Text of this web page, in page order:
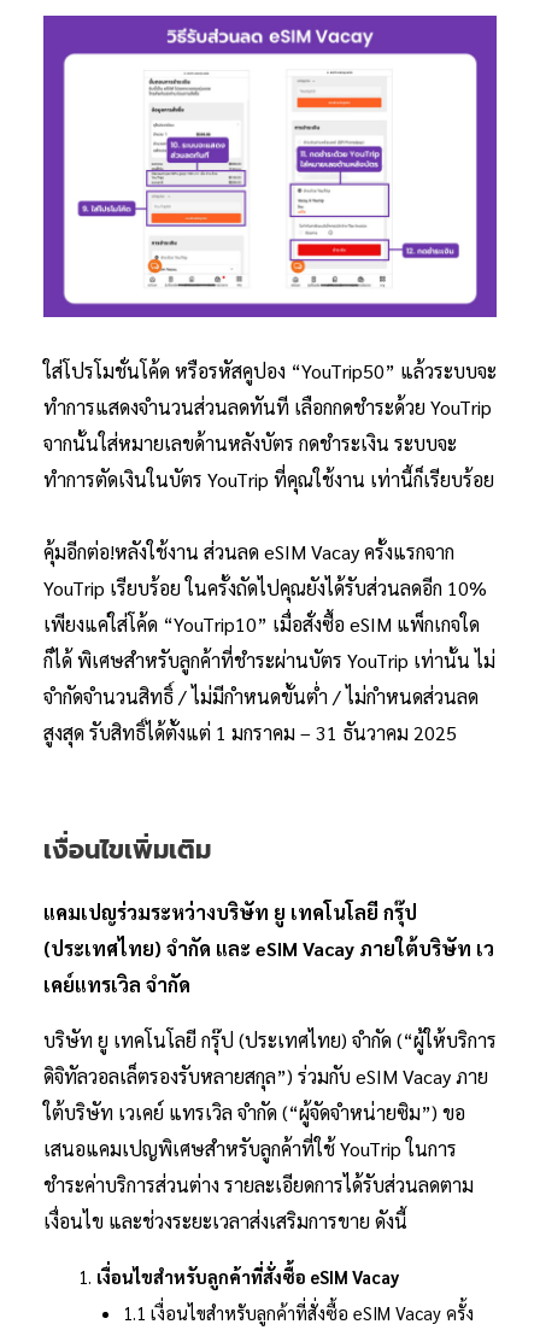
ใส่โปรโมชั่นโค้ด หรือรหัสคูปอง “YouTrip50” แล้วระบบจะ
ทำการแสดงจำนวนส่วนลดทันที เลือกกดชำระด้วย YouTrip
จากนั้นใส่หมายเลขด้านหลังบัตร กดชำระเงิน ระบบจะ
ทำการตัดเงินในบัตร YouTrip ที่คุณใช้งาน เท่านี้ก็เรียบร้อย
คุ้มอีกต่อ!หลังใช้งาน ส่วนลด eSIM Vacay ครั้งแรกจาก
YouTrip เรียบร้อย ในครั้งถัดไปคุณยังได้รับส่วนลดอีก 10%
เพียงแค่ใส่โค้ด “YouTrip10” เมื่อสั่งซื้อ eSIM แพ็กเกจใด
ก็ได้ พิเศษสำหรับลูกค้าที่ชำระผ่านบัตร YouTrip เท่านั้น ไม่
จำกัดจำนวนสิทธิ์ / ไม่มีกำหนดขั้นต่ำ / ไม่กำหนดส่วนลด
สูงสุด รับสิทธิ์ได้ตั้งแต่ 1 มกราคม – 31 ธันวาคม 2025
เงื่อนไขเพิ่มเติม
แคมเปญร่วมระหว่างบริษัท ยู เทคโนโลยี กรุ๊ป
(ประเทศไทย) จำกัด และ eSIM Vacay ภายใต้บริษัท เว
เคย์แทรเวิล จำกัด
บริษัท ยู เทคโนโลยี กรุ๊ป (ประเทศไทย) จำกัด (“ผู้ให้บริการ
ดิจิทัลวอลเล็ตรองรับหลายสกุล”) ร่วมกับ eSIM Vacay ภาย
ใต้บริษัท เวเคย์ แทรเวิล จำกัด (“ผู้จัดจำหน่ายซิม”) ขอ
เสนอแคมเปญพิเศษสำหรับลูกค้าที่ใช้ YouTrip ในการ
ชำระค่าบริการส่วนต่าง รายละเอียดการได้รับส่วนลดตาม
เงื่อนไข และช่วงระยะเวลาส่งเสริมการขาย ดังนี้
เงื่อนไขสำหรับลูกค้าที่สั่งซื้อ eSIM Vacay
1.1 เงื่อนไขสำหรับลูกค้าที่สั่งซื้อ eSIM Vacay ครั้ง